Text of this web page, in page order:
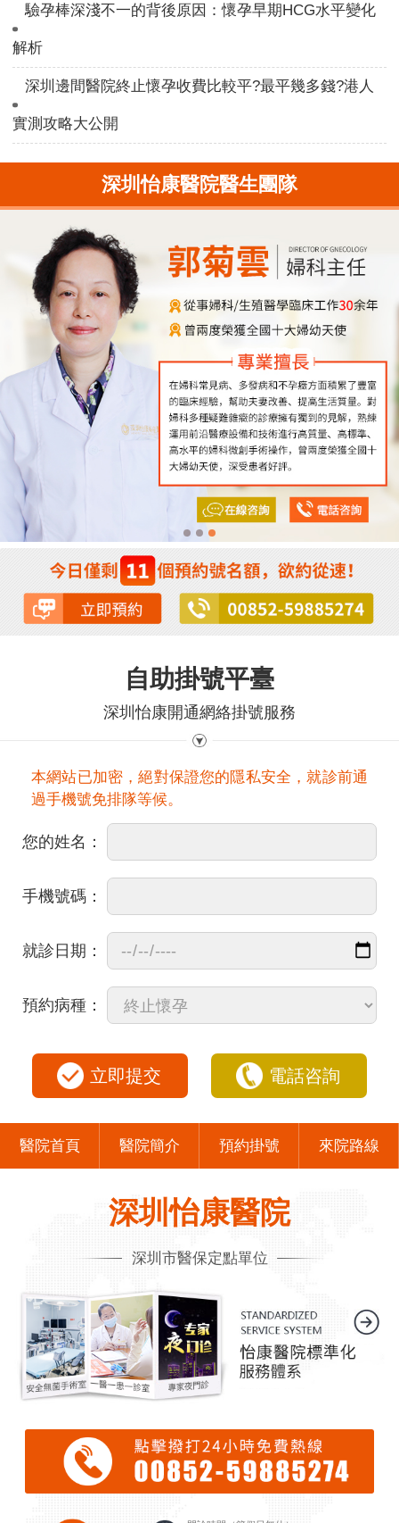
驗孕棒深淺不一的背後原因：懷孕早期HCG水平變化
解析
深圳邊間醫院終止懷孕收費比較平?最平幾多錢?港人
實測攻略大公開
深圳怡康醫院醫生團隊
自助掛號平臺
深圳怡康開通網絡掛號服務
本網站已加密，絕對保證您的隱私安全，就診前通
過手機號免排隊等候。
您的姓名：
手機號碼：
就診日期：
預約病種：
立即提交 電話咨詢
醫院首頁 醫院簡介 預約掛號 來院路線
深圳怡康醫院
深圳市醫保定點單位